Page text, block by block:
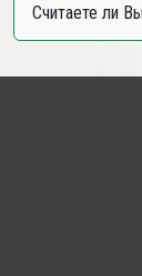
Считаете ли